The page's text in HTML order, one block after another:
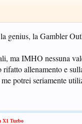
genius, la Gambler
ma IMHO nessuna
allenamento e
potrei seriamente
X1 Turbo